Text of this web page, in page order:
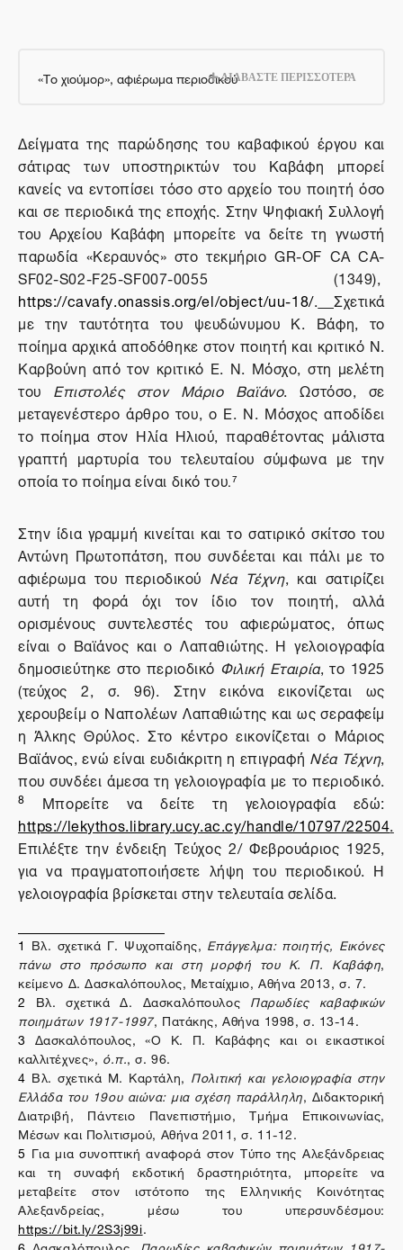
«Το χιούμορ», αφιέρωμα περιοδικούΔΙΑΒΑΣΤΕ ΠΕΡΙΣΣΟΤΕΡΑ
Δείγματα της παρώδησης του καβαφικού έργου και
σάτιρας των υποστηρικτών του Καβάφη μπορεί
κανείς να εντοπίσει τόσο στο αρχείο του ποιητή όσο
και σε περιοδικά της εποχής. Στην Ψηφιακή Συλλογή
του Αρχείου Καβάφη μπορείτε να δείτε τη γνωστή
παρωδία «Κεραυνός» στο τεκμήριοGR-OF CA CA-
SF02-S02-F25-SF007-0055 (1349),
https://cavafy.onassis.org/el/object/uu-18/. Σχετικά
με την ταυτότητα του ψευδώνυμου Κ. Βάφη, το
ποίημα αρχικά αποδόθηκε στον ποιητή και κριτικό Ν.
Καρβούνη από τον κριτικό Ε. Ν. Μόσχο, στη μελέτη
του Επιστολές στον Μάριο Βαϊάνο. Ωστόσο, σε
μεταγενέστερο άρθρο του, ο Ε. Ν. Μόσχος αποδίδει
το ποίημα στον Ηλία Ηλιού, παραθέτοντας μάλιστα
γραπτή μαρτυρία του τελευταίου σύμφωνα με την
οποία το ποίημα είναι δικότου.7
Στην ίδια γραμμή κινείται και το σατιρικό σκίτσο του
Αντώνη Πρωτοπάτση, που συνδέεται και πάλι με το
αφιέρωμα του περιοδικού Νέα Τέχνη, και σατιρίζει
αυτή τη φορά όχι τον ίδιο τον ποιητή, αλλά
ορισμένους συντελεστές του αφιερώματος, όπως
είναι ο Βαϊάνος και ο Λαπαθιώτης. Η γελοιογραφία
δημοσιεύτηκε στο περιοδικό Φιλική Εταιρία, το 1925
(τεύχος 2, σ. 96). Στην εικόνα εικονίζεται ως
χερουβείμ ο Ναπολέων Λαπαθιώτης και ως σεραφείμ
η Άλκης Θρύλος. Στο κέντρο εικονίζεται ο Μάριος
Βαϊάνος, ενώ είναι ευδιάκριτη η επιγραφή Νέα Τέχνη,
που συνδέει άμεσα τη γελοιογραφία με το περιοδικό.
8
Μπορείτε να δείτε τη γελοιογραφία εδώ:
https://lekythos.library.ucy.ac.cy/handle/10797/22504.
Επιλέξτε την ένδειξη Τεύχος 2/ Φεβρουάριος 1925,
για να πραγματοποιήσετε λήψη του περιοδικού. Η
γελοιογραφία βρίσκεται στην τελευταία σελίδα.
1 Βλ. σχετικά Γ. Ψυχοπαίδης, Επάγγελμα: ποιητής, Εικόνες
πάνω στο πρόσωπο και στη μορφή του Κ. Π. Καβάφη,
κείμενο Δ. Δασκαλόπουλος, Μεταίχμιο, Αθήνα 2013, σ. 7.
2 Βλ. σχετικά Δ. Δασκαλόπουλος Παρωδίες καβαφικών
ποιημάτων 1917-1997, Πατάκης, Αθήνα 1998, σ. 13-14.
3 Δασκαλόπουλος, «Ο Κ. Π. Καβάφης και οι εικαστικοί
καλλιτέχνες», ό.π., σ. 96.
4 Βλ. σχετικά Μ. Καρτάλη, Πολιτική και γελοιογραφία στην
Ελλάδα του 19ου αιώνα: μια σχέση παράλληλη, Διδακτορική
Διατριβή, Πάντειο Πανεπιστήμιο, Τμήμα Επικοινωνίας,
Μέσων και Πολιτισμού, Αθήνα 2011, σ. 11-12.
5 Για μια συνοπτική αναφορά στον Τύπο της Αλεξάνδρειας
και τη συναφή εκδοτική δραστηριότητα, μπορείτε να
μεταβείτε στον ιστότοπο της Ελληνικής Κοινότητας
Αλεξανδρείας, μέσω του υπερσυνδέσμου:
https://bit.ly/2S3j99i.